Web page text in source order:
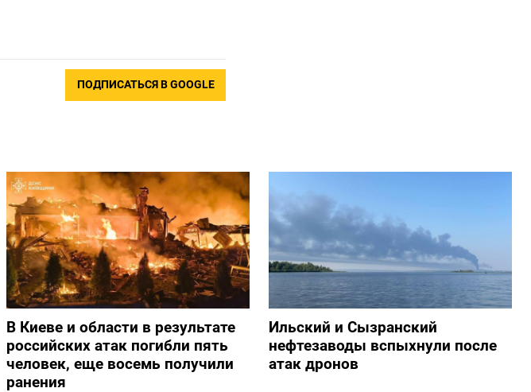
ПОДПИСАТЬСЯ В GOOGLE
В Киеве и области в результате
российских атак погибли пять
человек, еще восемь получили
ранения
Ильский и Сызранский
нефтезаводы вспыхнули после
атак дронов